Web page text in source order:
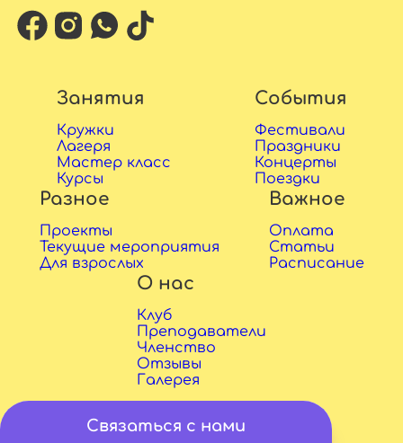
Занятия
Кружки
Лагеря
Мастер класс
Курсы
События
Фестивали
Праздники
Концерты
Поездки
Разное
Проекты
Текущие мероприятия
Для взрослых
Важное
Оплата
Статьи
Расписание
О нас
Клуб
Преподаватели
Членство
Отзывы
Галерея
Copyright © 2026 Sadko ry
Связаться с нами